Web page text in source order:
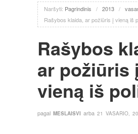
Naršyti: Pagrindinis / 2013 /
Rašybos klaida, ar požiūris į vieną iš
Rašybos
ar požiūris į
vieną iš
pagal MESLAISVI arba 21 VASARIO,